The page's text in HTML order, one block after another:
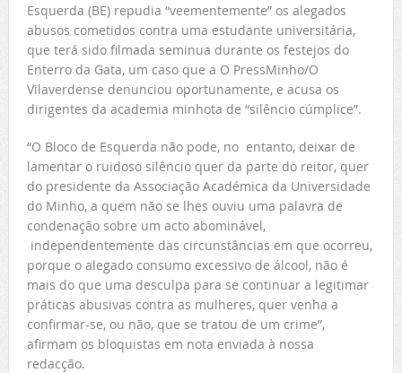
Esquerda (BE) repudia “veementemente” os alegados
abusos cometidos contra uma estudante universitária,
que terá sido filmada seminua durante os festejos do
Enterro da Gata, um caso que a O PressMinho/O
Vilaverdense denunciou oportunamente, e acusa os
dirigentes da academia minhota de “silêncio cúmplice”.
“O Bloco de Esquerda não pode, no entanto, deixar de
lamentar o ruidoso silêncio quer da parte do reitor, quer
do presidente da Associação Académica da Universidade
do Minho, a quem não se lhes ouviu uma palavra de
condenação sobre um acto abominável,
independentemente das circunstâncias em que ocorreu,
porque o alegado consumo excessivo de álcool, não é
mais do que uma desculpa para se continuar a legitimar
práticas abusivas contra as mulheres, quer venha a
confirmar-se, ou não, que se tratou de um crime”,
afirmam os bloquistas em nota enviada à nossa
redacção.